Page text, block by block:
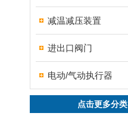
减温减压装置
进出口阀门
电动/气动执行器
点击更多分类